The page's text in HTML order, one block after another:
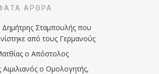
ΆΡΘΡΑ
Σταμπουλής που
από τους Γερμανούς
ο Απόστολος
Αιμιλιανός ο Ομολογητής,